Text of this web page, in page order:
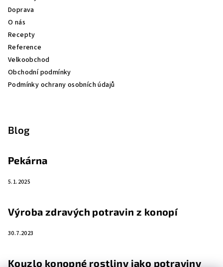
Doprava
O nás
Recepty
Reference
Velkoobchod
Obchodní podmínky
Podmínky ochrany osobních údajů
Blog
Pekárna
5.1.2025
Výroba zdravých potravin z konopí
30.7.2023
Kouzlo konopné rostliny jako potraviny